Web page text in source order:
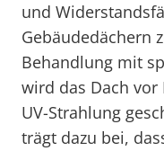
und
Gebäudedächern
Behandlung mit
wird das Dach vor
UV-Strahlung
trägt dazu bei,